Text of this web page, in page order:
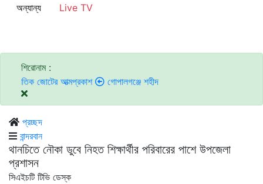
অন্যান্য Live TV
শিরোনাম :
আত্মপ্রকাশ
গোপালগঞ্জে শহীদ মিনারে জুতা পায়ে ইসলামী আন্দোলনের প্রার্থীসহ
প্রচ্ছদ
বান্দরবান
থানচিতে নৌকা ডুবে নিহত শিক্ষার্থীর পরিবারের পাশে উপজেলা
প্রশাসন
সিএইচটি টিভি ডেস্ক